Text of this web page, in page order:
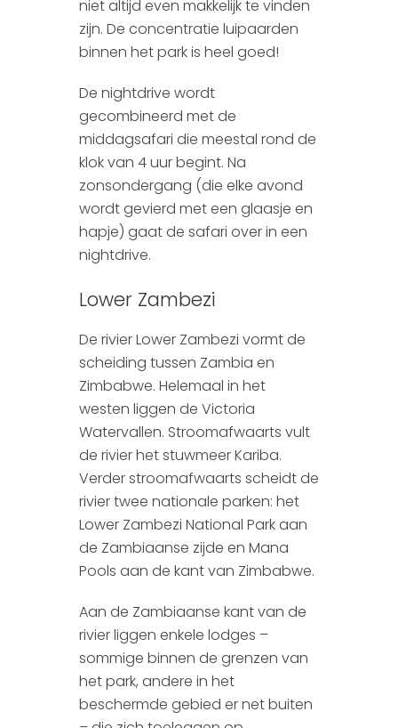
niet altijd even makkelijk te vinden
zijn. De concentratie luipaarden
binnen het park is heel goed!
De nightdrive wordt
gecombineerd met de
middagsafari die meestal rond de
klok van 4 uur begint. Na
zonsondergang (die elke avond
wordt gevierd met een glaasje en
hapje) gaat de safari over in een
nightdrive.
Lower Zambezi
De rivier Lower Zambezi vormt de
scheiding tussen Zambia en
Zimbabwe. Helemaal in het
westen liggen de Victoria
Watervallen. Stroomafwaarts vult
de rivier het stuwmeer Kariba.
Verder stroomafwaarts scheidt de
rivier twee nationale parken: het
Lower Zambezi National Park aan
de Zambiaanse zijde en Mana
Pools aan de kant van Zimbabwe.
Aan de Zambiaanse kant van de
rivier liggen enkele lodges –
sommige binnen de grenzen van
het park, andere in het
beschermde gebied er net buiten